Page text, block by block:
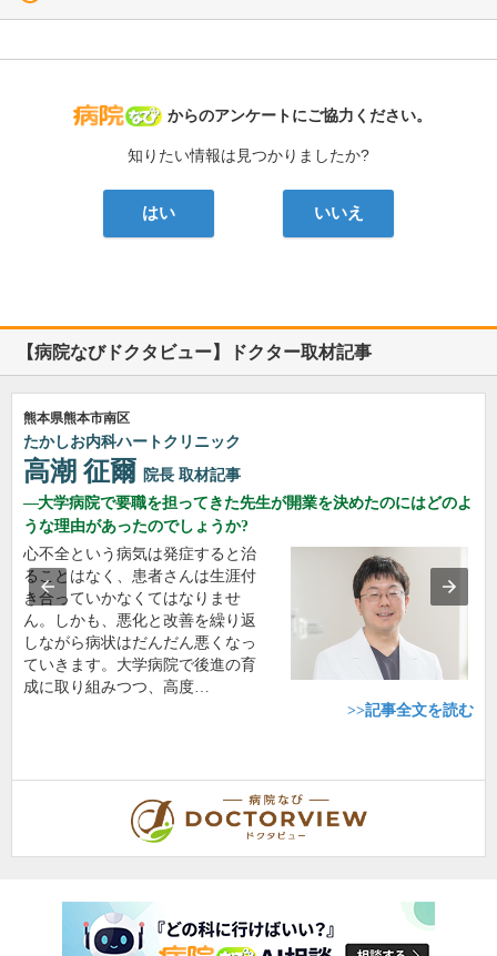
病院なび
からのアンケートにご協力ください。
知りたい情報は見つかりましたか?
はい いいえ
【病院なびドクタビュー】ドクター取材記事
熊本県熊本市南区
たかしお内科ハートクリニック
高潮 征爾 院長 取材記事
大学病院で要職を担ってきた先生が開業を決めたのにはどのよ
うな理由があったのでしょうか?
心不全という病気は発症すると治
ることはなく、患者さんは生涯付
き合っていかなくてはなりませ
ん。しかも、悪化と改善を繰り返
しながら病状はだんだん悪くなっ
ていきます。大学病院で後進の育
成に取り組みつつ、高度…
>>記事全文を読む